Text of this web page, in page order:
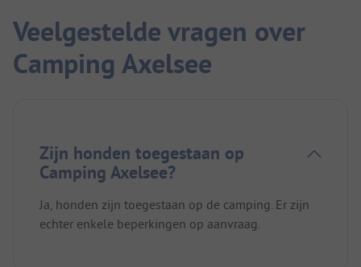
Veelgestelde vragen over
Camping Axelsee
Zijn honden toegestaan op
Camping Axelsee?
Ja, honden zijn toegestaan op de camping. Er zijn
echter enkele beperkingen op aanvraag.